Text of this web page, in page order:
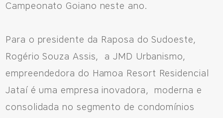
Campeonato Goiano neste ano.
Para o presidente da Raposa do Sudoeste,
Rogério Souza Assis, a JMD Urbanismo,
empreendedora do Hamoa Resort Residencial
Jataí é uma empresa inovadora, moderna e
consolidada no segmento de condomínios